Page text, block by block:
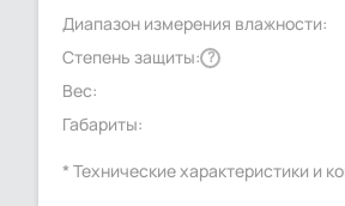
Диапазон измерения влажности:
Степень защиты: ?
Вес:
Габариты:
* Технические характеристики и